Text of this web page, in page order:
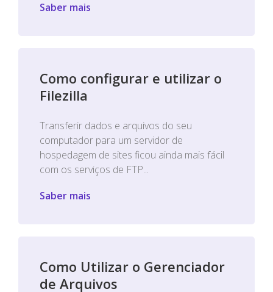
Saber mais
Como configurar e utilizar o
Filezilla
Transferir dados e arquivos do seu
computador para um servidor de
hospedagem de sites ficou ainda mais fácil
com os serviços de FTP...
Saber mais
Como Utilizar o Gerenciador
de Arquivos